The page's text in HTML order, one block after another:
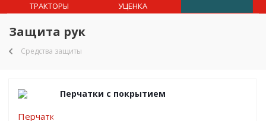
ТРАКТОРЫ УЦЕНКА
Защита рук
Средства защиты
Перчатки с покрытием